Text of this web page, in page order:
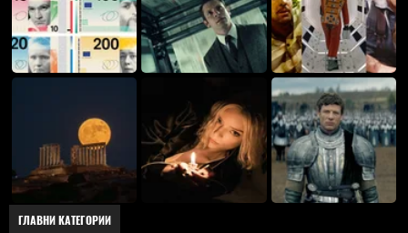
ГЛАВНИ КАТЕГОРИИ